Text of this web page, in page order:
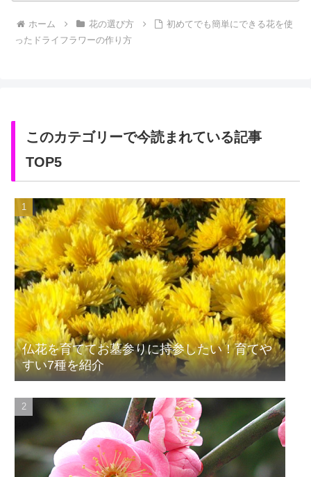
ホーム 花の選び方
初めてでも簡単にできる花を使
ったドライフラワーの作り方
このカテゴリーで今読まれている記事
TOP5
仏花を育ててお墓参りに持参したい！育てや
すい7種を紹介